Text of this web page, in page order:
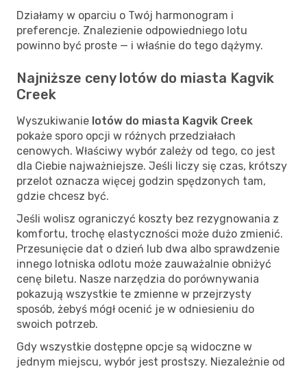
Działamy w oparciu o Twój harmonogram i
preferencje. Znalezienie odpowiedniego lotu
powinno być proste — i właśnie do tego dążymy.
Najniższe ceny lotów do miasta Kagvik
Creek
Wyszukiwanie lotów do miasta Kagvik Creek
pokaże sporo opcji w różnych przedziałach
cenowych. Właściwy wybór zależy od tego, co jest
dla Ciebie najważniejsze. Jeśli liczy się czas, krótszy
przelot oznacza więcej godzin spędzonych tam,
gdzie chcesz być.
Jeśli wolisz ograniczyć koszty bez rezygnowania z
komfortu, trochę elastyczności może dużo zmienić.
Przesunięcie dat o dzień lub dwa albo sprawdzenie
innego lotniska odlotu może zauważalnie obniżyć
cenę biletu. Nasze narzędzia do porównywania
pokazują wszystkie te zmienne w przejrzysty
sposób, żebyś mógł ocenić je w odniesieniu do
swoich potrzeb.
Gdy wszystkie dostępne opcje są widoczne w
jednym miejscu, wybór jest prostszy. Niezależnie od